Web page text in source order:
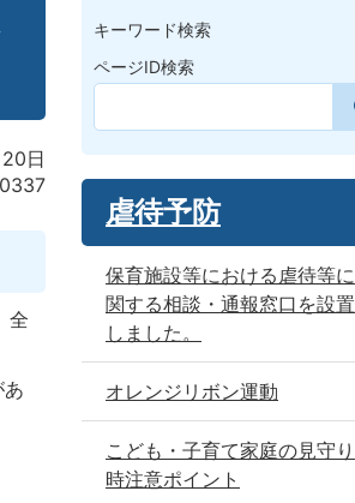
日
全
キーワード検索
ページID検索
虐待予防
保育施設等における虐待等に
関する相談・通報窓口を設置
しました。
オレンジリボン運動
こども・子育て家庭の見守り
時注意ポイント